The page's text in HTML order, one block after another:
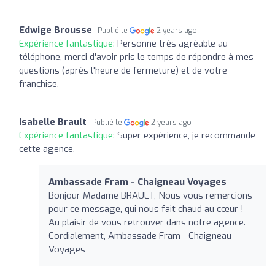
Edwige Brousse Publié le 2 years ago
Expérience fantastique: Personne très agréable au
téléphone, merci d'avoir pris le temps de répondre à mes
questions (après l'heure de fermeture) et de votre
franchise.
Isabelle Brault Publié le 2 years ago
Expérience fantastique: Super expérience, je recommande
cette agence.
Ambassade Fram - Chaigneau Voyages
Bonjour Madame BRAULT, Nous vous remercions
pour ce message, qui nous fait chaud au cœur !
Au plaisir de vous retrouver dans notre agence.
Cordialement, Ambassade Fram - Chaigneau
Voyages